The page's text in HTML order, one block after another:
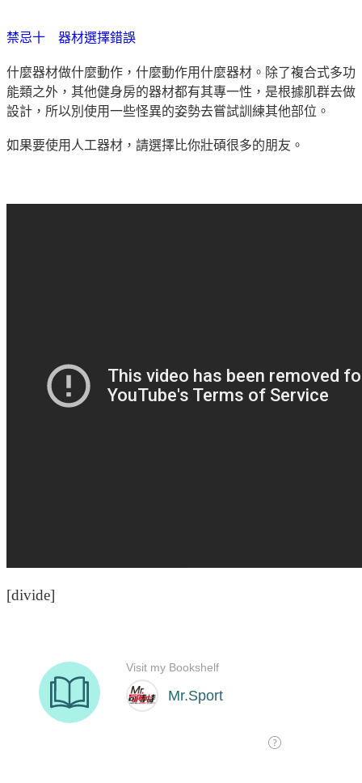
禁忌十 器材選擇錯誤
什麼器材做什麼動作，什麼動作用什麼器材。除了複合式多功
能類之外，其他健身房的器材都有其專一性，是根據肌群去做
設計，所以別使用一些怪異的姿勢去嘗試訓練其他部位。
如果要使用人工器材，請選擇比你壯碩很多的朋友。
[divide]